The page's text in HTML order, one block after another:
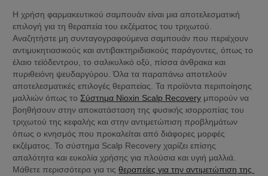
Η χρήση φαρμακευτικού σαμπουάν είναι μια αποτελεσματική
επιλογή για τη θεραπεία του εκζέματος του τριχωτού.
Αναζητήστε μη συνταγογραφούμενα σαμπουάν που περιέχουν
αντιμυκητιασικούς και αντιβακτηριδιακούς παράγοντες, όπως το
έλαιο τεϊόδεντρου, το σαλικυλικό οξύ, πίσσα άνθρακα και
πυριθειόνη ψευδαργύρου. Όλα τα παραπάνω αποτελούν
αποτελεσματικές επιλογές θεραπείας. Τα προϊόντα περιποίησης
μαλλιών όπως το Σύστημα Nioxin Scalp Recovery μπορούν να
βοηθήσουν στην αποκατάσταση της φυσικής ισορροπίας του
τριχωτού της κεφαλής και στην αντιμετώπιση προβλημάτων
όπως ο κνησμός που προκαλείται από διάφορες μορφές
εκζέματος. Το σύστημα Scalp Recovery χαρίζει επίσης
απαλότητα και ευκολία χρήσης για πλούσια και υγιή μαλλιά.
Μάθετε περισσότερα για τις θεραπείες για την αντιμετώπιση της